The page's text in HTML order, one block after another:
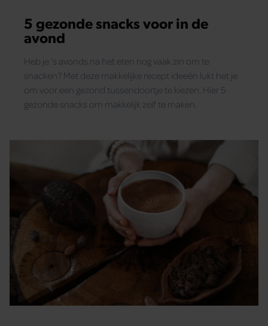
5 gezonde snacks voor in de
avond
Heb je 's avonds na het eten nog vaak zin om te
snacken? Met deze makkelijke recept ideeën lukt het je
om voor een gezond tussendoortje te kiezen. Hier 5
gezonde snacks om makkelijk zelf te maken.